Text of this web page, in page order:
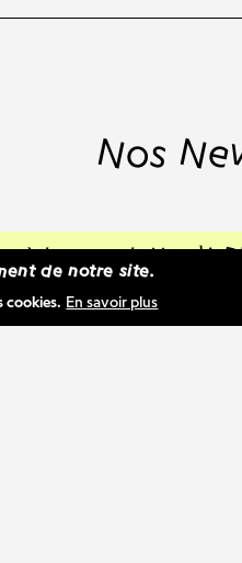
Nos
à la newsletter
de notre site.
cookies. En savoir plus